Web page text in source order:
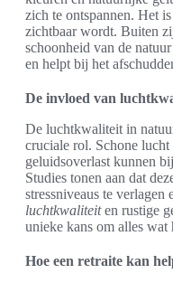
zich te ontspannen. Het
zichtbaar wordt. Buiten
schoonheid van de
en helpt bij het
De invloed van
De luchtkwaliteit in
cruciale rol. Schone
geluidsoverlast kunnen
Studies tonen aan dat
stressniveaus te verlagen
luchtkwaliteiten rustige
unieke kans om alles wat
Hoe een retraite kan